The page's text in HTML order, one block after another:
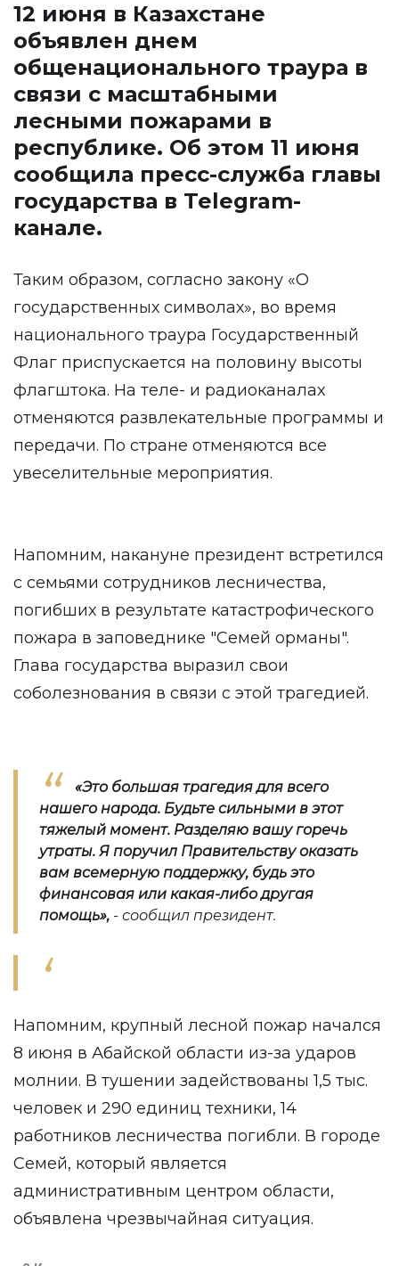
12 июня в Казахстане
объявлен днем
общенационального траура в
связи с масштабными
лесными пожарами в
республике. Об этом 11 июня
сообщила пресс-служба главы
государства в Telegram-
канале.
Таким образом, согласно закону «О
государственных символах», во время
национального траура Государственный
Флаг приспускается на половину высоты
флагштока. На теле- и радиоканалах
отменяются развлекательные программы и
передачи. По стране отменяются все
увеселительные мероприятия.
Напомним, накануне президент встретился
с семьями сотрудников лесничества,
погибших в результате катастрофического
пожара в заповеднике "Семей орманы".
Глава государства выразил свои
соболезнования в связи с этой трагедией.
«Это большая трагедия для всего
нашего народа. Будьте сильными в этот
тяжелый момент. Разделяю вашу горечь
утраты. Я поручил Правительству оказать
вам всемерную поддержку, будь это
финансовая или какая-либо другая
помощь», - сообщил президент.
Напомним, крупный лесной пожар начался
8 июня в Абайской области из-за ударов
молнии. В тушении задействованы 1,5 тыс.
человек и 290 единиц техники, 14
работников лесничества погибли. В городе
Семей, который является
административным центром области,
объявлена чрезвычайная ситуация.